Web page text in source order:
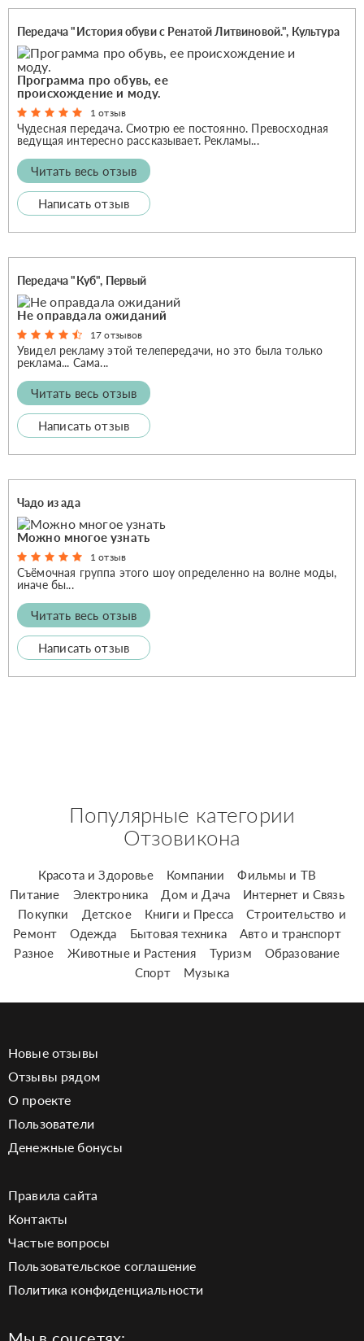
Передача "История обуви с Ренатой Литвиновой.", Культура
Программа про обувь, ее
происхождение и моду.
1 отзыв
Чудесная передача. Смотрю ее постоянно. Превосходная
ведущая интересно рассказывает. Рекламы...
Читать весь отзыв
Написать отзыв
Передача "Куб", Первый
Не оправдала ожиданий
17 отзывов
Увидел рекламу этой телепередачи, но это была только
реклама... Сама...
Читать весь отзыв
Написать отзыв
Чадо из ада
Можно многое узнать
1 отзыв
Съёмочная группа этого шоу определенно на волне моды,
иначе бы...
Читать весь отзыв
Написать отзыв
Популярные категории
Отзовикона
Красота и Здоровье Компании
Фильмы и ТВ
Питание
Электроника Дом и Дача
Интернет и Связь
Покупки
Детское Книги и Пресса
Строительство и
Ремонт
Одежда Бытовая техника
Авто и транспорт
Разное
Животные и Растения Туризм
Образование
Спорт
Музыка
Новые отзывы
Отзывы рядом
О проекте
Пользователи
Денежные бонусы
Правила сайта
Контакты
Частые вопросы
Пользовательское соглашение
Политика конфиденциальности